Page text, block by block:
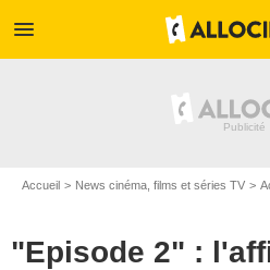
menu
Accueil News cinéma, films et séries TV
"Episode 2" :